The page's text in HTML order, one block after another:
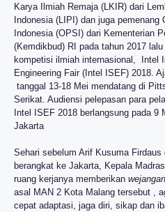
Karya Ilmiah Remaja (LKIR) dari
Indonesia (LIPI) dan juga pemenang
Indonesia (OPSI) dari Kementerian
(Kemdikbud) RI pada tahun 2017
kompetisi ilmiah internasional, Intel
Engineering Fair (Intel ISEF) 2018.
tanggal 13-18 Mei mendatang di
Serikat. Audiensi pelepasan para
Intel ISEF 2018 berlangsung pada 9
Jakarta
Sehari sebelum Arif Kusuma
berangkat ke Jakarta, Kepala
ruang kerjanya memberikan wejangan
asal MAN 2 Kota Malang tersebut ,
cepat adaptasi, jaga diri, sikap dan